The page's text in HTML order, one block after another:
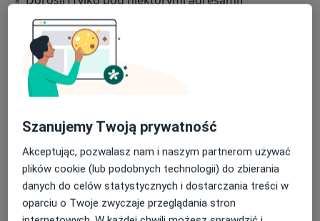
Rodzaje konsultacji
StacjonarneZobacz lokalizacje (2)
Zdjęcia i filmy
Zobacz galerię (10)
Szanujemy Twoją prywatność
Akceptując, pozwalasz nam i naszym partnerom używać
plików cookie (lub podobnych technologii) do zbierania
danych do celów statystycznych i dostarczania treści w
oparciu o Twoje zwyczaje przeglądania stron